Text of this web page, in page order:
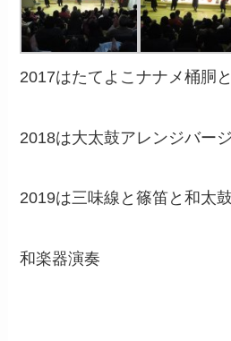
2017はたてよこナナメ桶胴
2018は大太鼓アレンジバー
2019は三味線と篠笛と和太
和楽器演奏